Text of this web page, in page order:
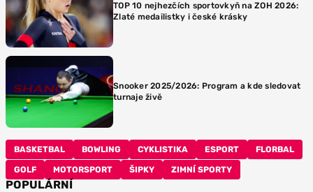
TOP 10 nejhezčích sportovkyň na ZOH 2026:
Zlaté medailistky i české krásky
Snooker 2025/2026: Program a kde sledovat
turnaje živě
BASKETBAL BOWLING CYKLISTIKA ESPORT FLORBAL
GOLF MOTORSPORT ŠIPKY ZIMNÍ SPORTY
POPULÁRNÍ